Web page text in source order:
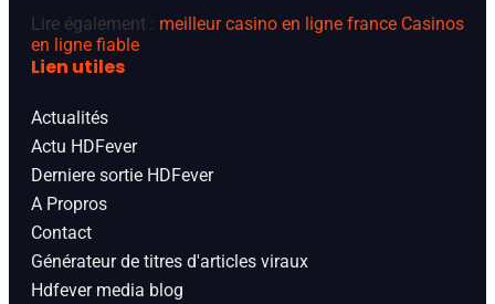
Lire également : meilleur casino en ligne france Casinos
en ligne fiable
Lien utiles
Actualités
Actu HDFever
Derniere sortie HDFever
A Propros
Contact
Générateur de titres d'articles viraux
Hdfever media blog